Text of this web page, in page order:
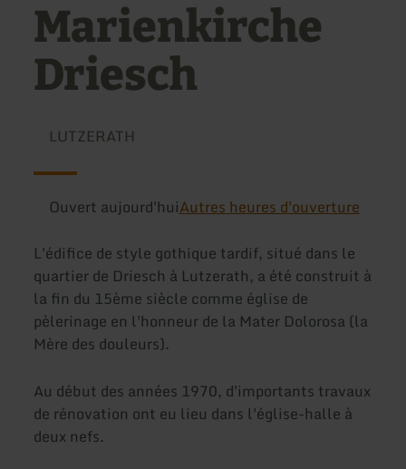
Marienkirche
Driesch
LUTZERATH
Ouvert aujourd'huiAutres heures d'ouverture
L'édifice de style gothique tardif, situé dans le
quartier de Driesch à Lutzerath, a été construit à
la fin du 15ème siècle comme église de
pèlerinage en l'honneur de la Mater Dolorosa (la
Mère des douleurs).
Au début des années 1970, d'importants travaux
de rénovation ont eu lieu dans l'église-halle à
deux nefs.